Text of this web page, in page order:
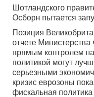
Шотландского
Осборн пытается
Позиция
отчете
прямым контролем
политикой могут
серьезными
кризис еврозоны
фискальная политика